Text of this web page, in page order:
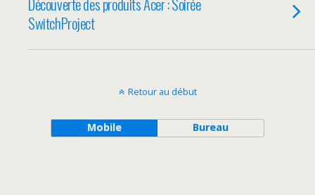
SwitchProject
Retour au début
Mobile Bureau